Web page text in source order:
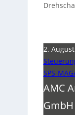
2.
SPS-
AMC
GmbH